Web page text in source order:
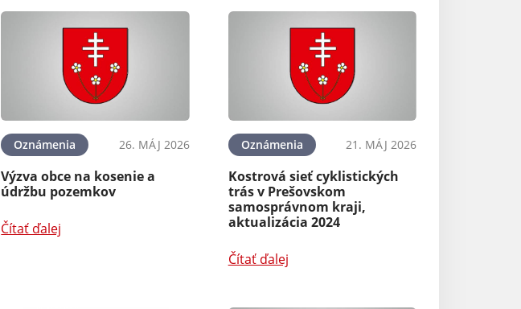
Oznámenia 26. MÁJ 2026
Výzva obce na kosenie a
údržbu pozemkov
Čítať ďalej
Oznámenia 21. MÁJ 2026
Kostrová sieť cyklistických
trás v Prešovskom
samosprávnom kraji,
aktualizácia 2024
Čítať ďalej